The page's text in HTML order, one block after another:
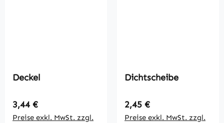
Deckel
Regulärer Preis:
3,44 €
Preise exkl. MwSt. zzgl.
Dichtscheibe
Regulärer Preis:
2,45 €
Preise exkl. MwSt. zzgl.